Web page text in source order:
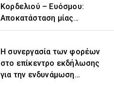
Κορδελιού – Ευόσμου:
Αποκατάσταση μίας
ιστορικής αδικίας η
«Ελευθέριο» στην
ονομασία του δήμου
Η συνεργασία των φορέων
στο επίκεντρο εκδήλωσης
για την ενδυνάμωση